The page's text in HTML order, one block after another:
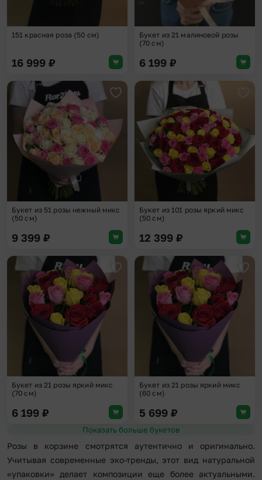
151 красная роза (50 см)
16 999 ₽
Букет из 21 малиновой розы
(70 см)
6 199 ₽
Добавить в избранное
Букет из 51 розы нежный микс
(50 см)
9 399 ₽
Букет из 101 розы яркий микс
(50 см)
12 399 ₽
Добавить в избранное
Букет из 21 розы яркий микс
(70 см)
6 199 ₽
Букет из 21 розы яркий микс
(60 см)
5 699 ₽
Показать больше букетов
Розы в корзине смотрятся аутентично и оригинально.
Учитывая современные эко-тренды, этот вид натуральной
«упаковки» делает композиции еще более актуальными.